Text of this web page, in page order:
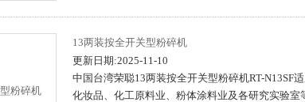
13两装按全开关型粉碎机
更新日期:2025-11-10
中国台湾荣聪13两装按全开关型粉碎机RT-N13SF
化妆品、化工原料业、粉体涂料业及各研究实验